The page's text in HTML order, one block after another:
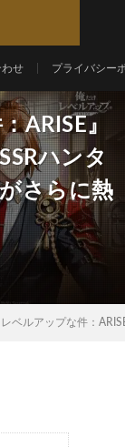
わせ プライバシー
ARISE』
ハンタ
さらに熱
レベルアップな件：